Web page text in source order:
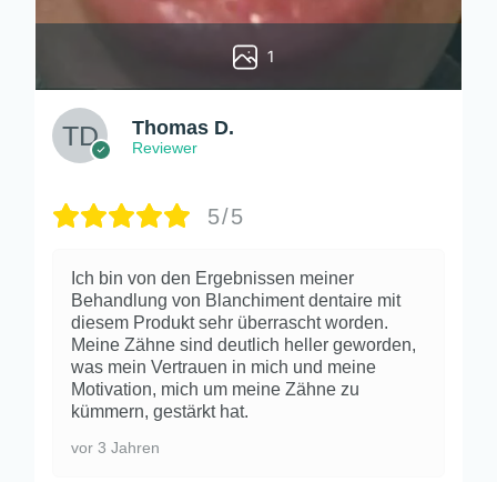
1
Thomas D.
Reviewer
5/5
Ich bin von den Ergebnissen meiner
Behandlung von Blanchiment dentaire mit
diesem Produkt sehr überrascht worden.
Meine Zähne sind deutlich heller geworden,
was mein Vertrauen in mich und meine
Motivation, mich um meine Zähne zu
kümmern, gestärkt hat.
vor 3 Jahren